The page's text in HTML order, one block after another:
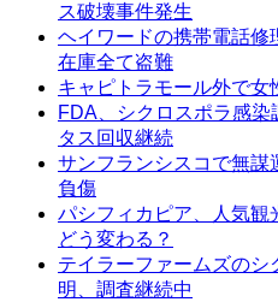
ス破壊事件発生
ヘイワードの携帯電話修
在庫全て盗難
キャピトラモール外で女
FDA、シクロスポラ感
タス回収継続
サンフランシスコで無謀
負傷
パシフィカピア、人気観
どう変わる？
テイラーファームズのシ
明、調査継続中